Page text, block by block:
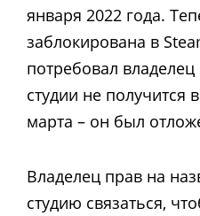
января 2022 года.
заблокирована в
потребовал
студии не получится
марта – он был
Владелец прав на
студию связаться,